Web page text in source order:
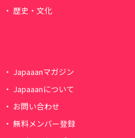
歴史・文化
Japaaanマガジン
Japaaanについて
お問い合わせ
無料メンバー登録